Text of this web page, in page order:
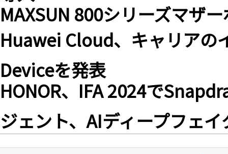
MAXSUN 800シリーズマザ
Huawei Cloud、キャリアの
Deviceを発表
HONOR、IFA 2024で
ジェント、AIディープフェ